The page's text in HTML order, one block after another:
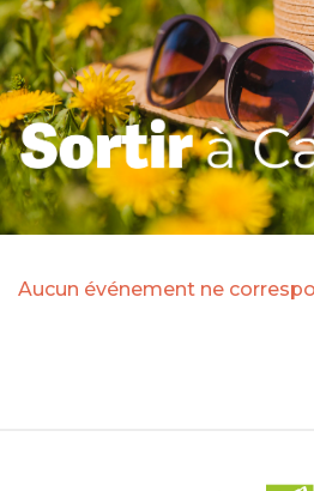
Aucun événement ne